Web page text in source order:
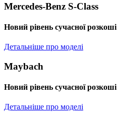
Mercedes-Benz S-Class
Новий рівень сучасної розкоші
Детальніше про моделі
Maybach
Новий рівень сучасної розкоші
Детальніше про моделі